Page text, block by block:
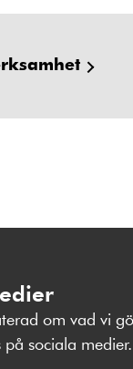
om vad vi
sociala medier.